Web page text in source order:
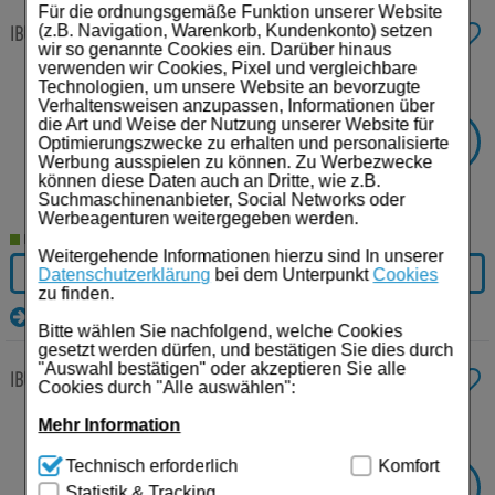
Für die ordnungsgemäße Funktion unserer Website
(z.B. Navigation, Warenkorb, Kundenkonto) setzen
wir so genannte Cookies ein. Darüber hinaus
verwenden wir Cookies, Pixel und vergleichbare
Technologien, um unsere Website an bevorzugte
Verhaltensweisen anzupassen, Informationen über
die Art und Weise der Nutzung unserer Website für
Optimierungszwecke zu erhalten und personalisierte
Werbung ausspielen zu können. Zu Werbezwecke
können diese Daten auch an Dritte, wie z.B.
Suchmaschinenanbieter, Social Networks oder
Werbeagenturen weitergegeben werden.
Weitergehende Informationen hierzu sind In unserer
Datenschutzerklärung bei dem Unterpunkt Cookies
zu finden.
Bitte wählen Sie nachfolgend, welche Cookies
gesetzt werden dürfen, und bestätigen Sie dies durch
"Auswahl bestätigen" oder akzeptieren Sie alle
Cookies durch "Alle auswählen":
Mehr Information
Technisch Notwendig:Hierbei handelt es sich um
Cookies, die für die Grundfunktionen unserer
Technisch erforderlich
Komfort
Schwangerschaft & Stillzeit
Homöopathie, Schüsslersalze & Bachblüten Original
Raucherentwöhnung
Gesundheit & Fitness
Kosmetika & Parfümerieartikel
Körperpflege
Tablettenspender & Tablettenteiler
Tierarzneimittel
Bonbons
Tee
IBUHEXAL akut 400 Filmtabletten20 StFilmtabletten
Anbieter: Hexal AG
Einheit: 20St
Darreichungsform: Filmtabletten
PZN: 00068972
AVP: 7,18€²
4,45€¹
SIE SPAREN
-38%
IN DEN WARENKORB
Details
IBUHEXAL akut 400 Filmtabletten10 StFilmtabletten
Darreichungsform:
Filmtabletten
PZN:
SIE SPAREN